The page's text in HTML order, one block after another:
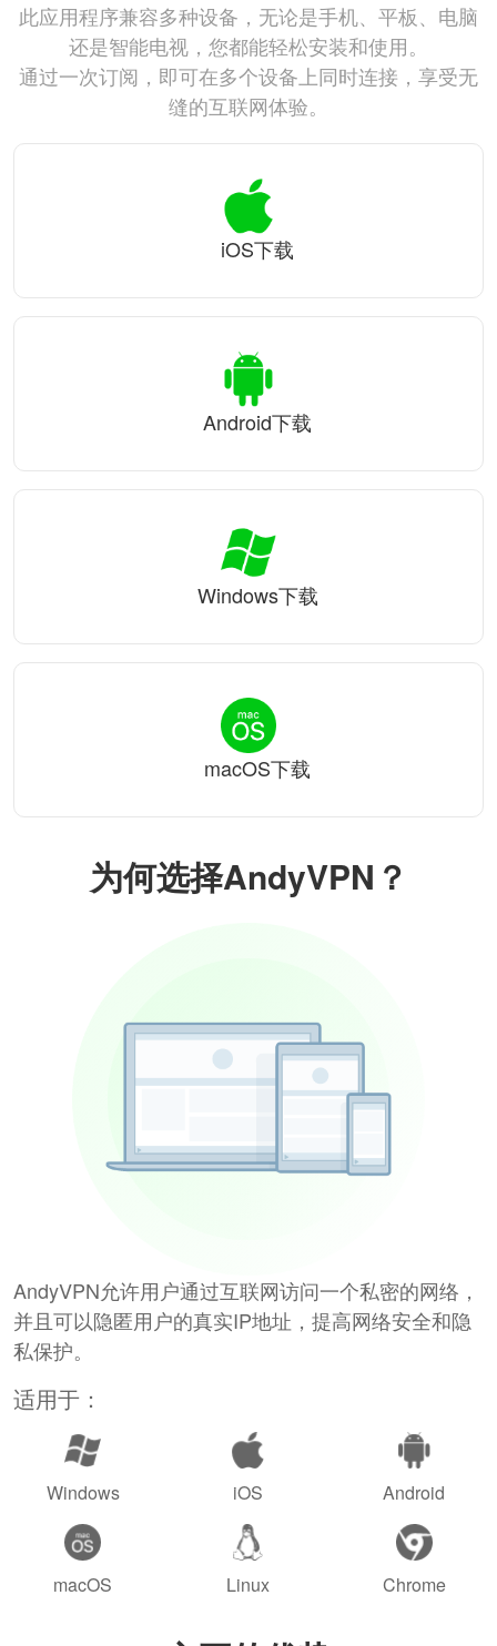
为何选择AndyVPN？
AndyVPN允许用户通过互联网访问一个私密的网络，
并且可以隐匿用户的真实IP地址，提高网络安全和隐
私保护。
适用于：
Windows iOS Android
macOS Linux Chrome
此应用程序兼容多种设备，无论是手机、平板、电脑
还是智能电视，您都能轻松安装和使用。
通过一次订阅，即可在多个设备上同时连接，享受无
缝的互联网体验。
iOS下载
Android下载
Windows下载
macOS下载